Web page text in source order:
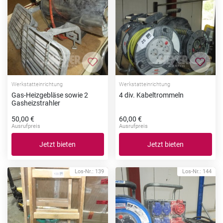
Zur Merkliste hinzufügen
Werkstatteinrichtung
Gas-Heizgebläse sowie 2
Gasheizstrahler
50,00 €
Ausrufpreis
Jetzt bieten
Zur
Werkstatteinrichtung
4 div. Kabeltrommeln
60,00 €
Ausrufpreis
Jetzt bieten
Los-Nr.: 139 Los-Nr.: 144